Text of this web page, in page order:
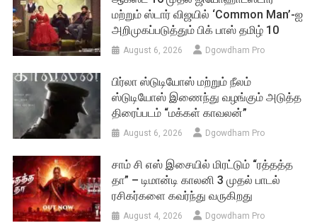
மற்றும் ஸ்டார் விஜயில் ‘Common Man’-ஐ
அறிமுகப்படுத்தும் பிக் பாஸ் தமிழ் 10
August 6, 2026 Dgowdham Pro
பிர்லா ஸ்டுடியோஸ் மற்றும் நீலம்
ஸ்டுடியோஸ் இணைந்து வழங்கும் அடுத்த
திரைப்படம் “மக்கள் காவலன்”
August 6, 2026 Dgowdham Pro
சாம் சி எஸ் இசையில் மிரட்டும் “ரத்தத்த
தா” – டிமான்டி காலனி 3 முதல் பாடல்
ரசிகர்களை கவர்ந்து வருகிறது
August 4, 2026 Dgowdham Pro